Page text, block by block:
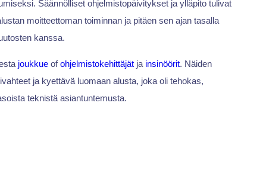
Säännölliset ohjelmistopäivitykset ja ylläpito tulivat
moitteettoman toiminnan ja pitäen sen ajan tasalla
kanssa.
joukkueofohjelmistokehittäjätja insinöörit. Näiden
ja kyettävä luomaan alusta, joka oli tehokas,
teknistä asiantuntemusta.